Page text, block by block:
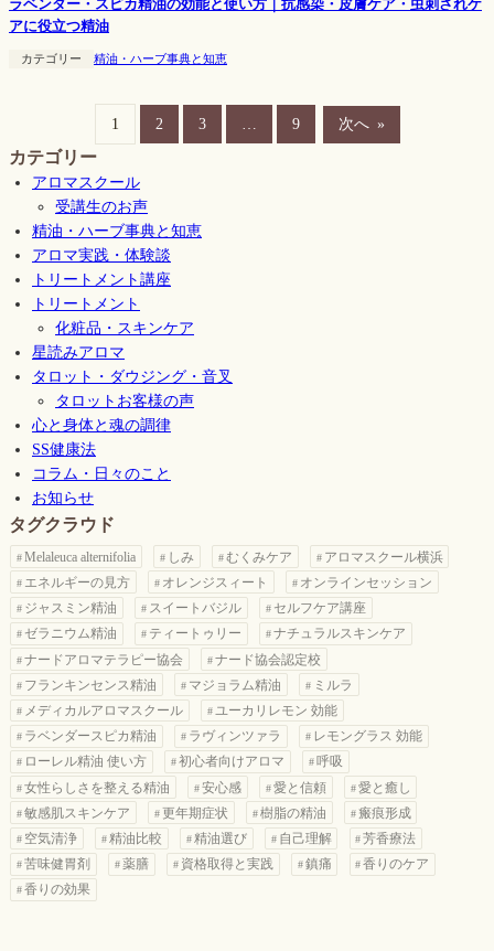
ラベンダー・スピカ精油の効能と使い方｜抗感染・皮膚ケア・虫刺されケ
アに役立つ精油
カテゴリー 精油・ハーブ事典と知恵
1 2 3 9 次へ »
カテゴリー
アロマスクール
受講生のお声
精油・ハーブ事典と知恵
アロマ実践・体験談
トリートメント講座
トリートメント
化粧品・スキンケア
星読みアロマ
タロット・ダウジング・音叉
タロットお客様の声
心と身体と魂の調律
SS健康法
コラム・日々のこと
お知らせ
タグクラウド
Melaleuca alternifolia しみ むくみケア
アロマスクール横浜
エネルギーの見方
オレンジスィート
オンラインセッション
ジャスミン精油
スイートバジル
セルフケア講座
ゼラニウム精油
ティートゥリー
ナチュラルスキンケア
ナードアロマテラピー協会
ナード協会認定校
フランキンセンス精油
マジョラム精油
ミルラ
メディカルアロマスクール
ユーカリレモン 効能
ラベンダースピカ精油
ラヴィンツァラ
レモングラス 効能
ローレル精油 使い方
初心者向けアロマ
呼吸
女性らしさを整える精油
安心感 愛と信頼
愛と癒し
敏感肌スキンケア
更年期症状 樹脂の精油
瘢痕形成
空気清浄
精油比較 精油選び 自己理解
芳香療法
苦味健胃剤
薬膳 資格取得と実践 鎮痛
香りのケア
香りの効果